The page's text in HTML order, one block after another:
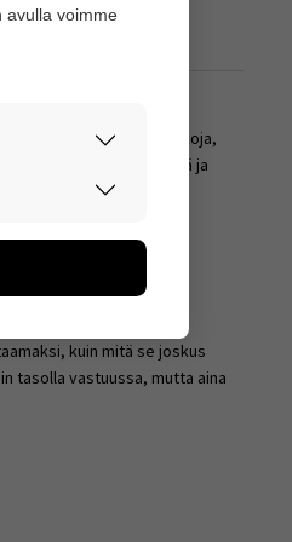
On kuitenkin ollut aikoja,
on ollut päällimmäisenä ja
jotain, jotta tiukassa
kuin mitä se joskus
tasolla vastuussa, mutta aina
avulla voimme
kerätään
Emme